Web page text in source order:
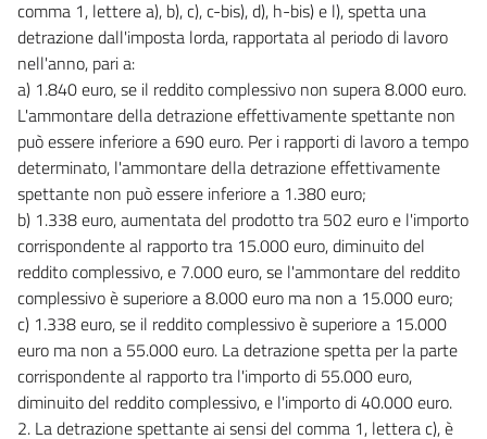
comma 1, lettere a), b), c), c-bis), d), h-bis) e l), spetta una
detrazione dall'imposta lorda, rapportata al periodo di lavoro
nell'anno, pari a:
a) 1.840 euro, se il reddito complessivo non supera 8.000 euro.
L'ammontare della detrazione effettivamente spettante non
può essere inferiore a 690 euro. Per i rapporti di lavoro a tempo
determinato, l'ammontare della detrazione effettivamente
spettante non può essere inferiore a 1.380 euro;
b) 1.338 euro, aumentata del prodotto tra 502 euro e l'importo
corrispondente al rapporto tra 15.000 euro, diminuito del
reddito complessivo, e 7.000 euro, se l'ammontare del reddito
complessivo è superiore a 8.000 euro ma non a 15.000 euro;
c) 1.338 euro, se il reddito complessivo è superiore a 15.000
euro ma non a 55.000 euro. La detrazione spetta per la parte
corrispondente al rapporto tra l'importo di 55.000 euro,
diminuito del reddito complessivo, e l'importo di 40.000 euro.
2. La detrazione spettante ai sensi del comma 1, lettera c), è